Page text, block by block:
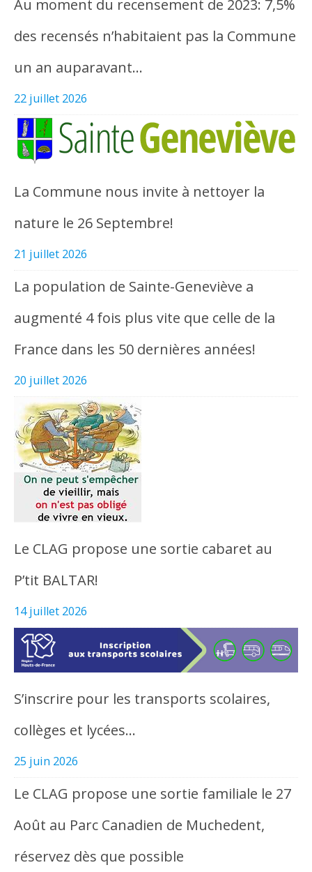
Au moment du recensement de 2023: 7,5%
des recensés n’habitaient pas la Commune
un an auparavant…
22 juillet 2026
La Commune nous invite à nettoyer la
nature le 26 Septembre!
21 juillet 2026
La population de Sainte-Geneviève a
augmenté 4 fois plus vite que celle de la
France dans les 50 dernières années!
20 juillet 2026
Le CLAG propose une sortie cabaret au
P’tit BALTAR!
14 juillet 2026
S’inscrire pour les transports scolaires,
collèges et lycées…
25 juin 2026
Le CLAG propose une sortie familiale le 27
Août au Parc Canadien de Muchedent,
réservez dès que possible